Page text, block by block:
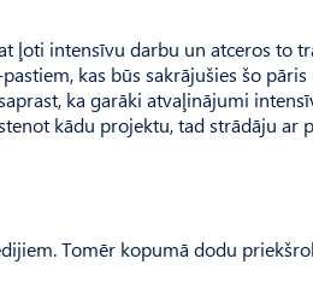
ļoti intensīvu darbu un atceros to
kas būs sakrājušies šo pāris
ka garāki atvaļinājumi
kādu projektu, tad strādāju ar
Tomēr kopumā dodu